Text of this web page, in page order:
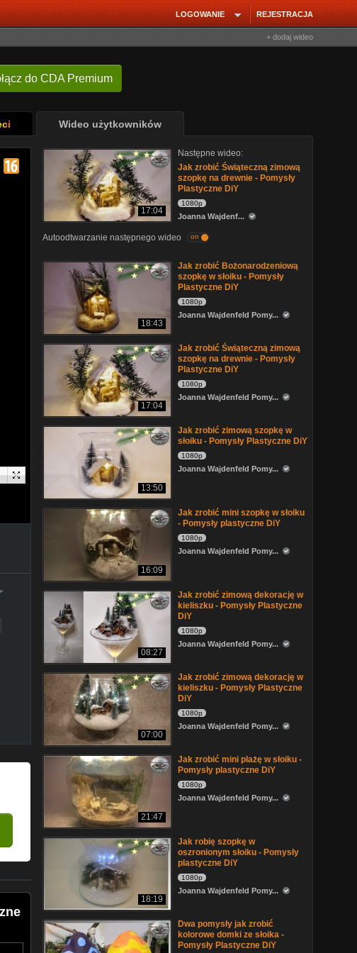
REJESTRACJA
LOGOWANIE
+ dodaj wideo
do CDA Premium
Wideo użytkowników
17:04
Następne wideo:
Jak zrobić Świąteczną zimową
szopkę na drewnie - Pomysły
Plastyczne DiY
1080p
Joanna Wajdenf...
Autoodtwarzanie następnego wideo on
18:43
Jak zrobić Bożonarodzeniową
szopkę w słoiku - Pomysły
Plastyczne DiY
1080p
Joanna Wajdenfeld Pomy...
17:04
Jak zrobić Świąteczną zimową
szopkę na drewnie - Pomysły
Plastyczne DiY
1080p
Joanna Wajdenfeld Pomy...
13:50
Jak zrobić zimową szopkę w
słoiku - Pomysły Plastyczne DiY
1080p
Joanna Wajdenfeld Pomy...
16:09
Jak zrobić mini szopkę w słoiku
- Pomysły plastyczne DiY
1080p
Joanna Wajdenfeld Pomy...
08:27
Jak zrobić zimową dekorację w
kieliszku - Pomysły Plastyczne
DiY
1080p
Joanna Wajdenfeld Pomy...
07:00
Jak zrobić zimową dekorację w
kieliszku - Pomysły Plastyczne
DiY
1080p
Joanna Wajdenfeld Pomy...
21:47
Jak zrobić mini plażę w słoiku -
Pomysły plastyczne DiY
1080p
Joanna Wajdenfeld Pomy...
18:19
Jak robię szopkę w
oszronionym słoiku - Pomysły
plastyczne DiY
1080p
Joanna Wajdenfeld Pomy...
Dwa pomysły jak zrobić
kolorowe domki ze słoika -
Pomysły Plastyczne DiY